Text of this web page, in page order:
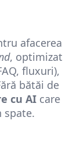
afacerea
, optimizat
fluxuri),
bătăi de
cu AI care
spate.